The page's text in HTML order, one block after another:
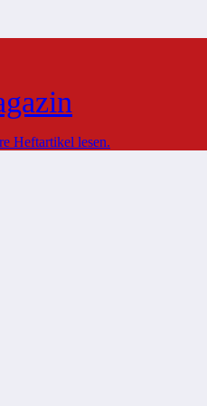
Heftartikel lesen.